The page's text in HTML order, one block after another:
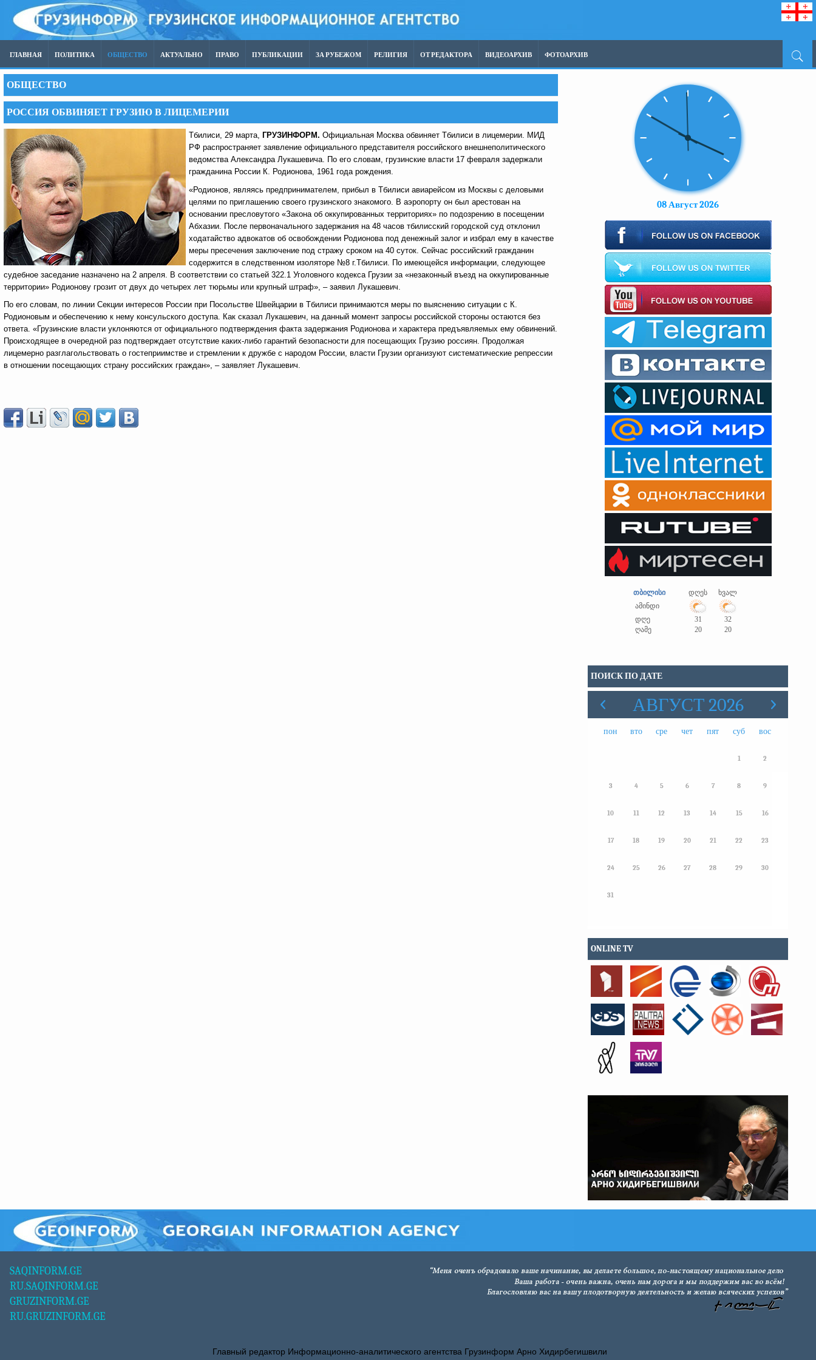
ГЛАВНАЯ ПОЛИТИКА ОБЩЕСТВО АКТУАЛЬНО ПРАВО ПУБЛИКАЦИИ ЗА РУБЕЖОМ РЕЛИГИЯ ОТ РЕДАКТОРА ВИДЕОАРХИВ ФОТОАРХИВ
ОБЩЕСТВО
РОССИЯ ОБВИНЯЕТ ГРУЗИЮ В ЛИЦЕМЕРИИ
Тбилиси, 29 марта, ГРУЗИНФОРМ. Официальная Москва обвиняет Тбилиси в лицемерии. МИД
РФ распространяет заявление официального представителя российского внешнеполитического
ведомства Александра Лукашевича. По его словам, грузинские власти 17 февраля задержали
гражданина России К. Родионова, 1961 года рождения.
«Родионов, являясь предпринимателем, прибыл в Тбилиси авиарейсом из Москвы с деловыми
целями по приглашению своего грузинского знакомого. В аэропорту он был арестован на
основании пресловутого «Закона об оккупированных территориях» по подозрению в посещении
Абхазии. После первоначального задержания на 48 часов тбилисский городской суд отклонил
ходатайство адвокатов об освобождении Родионова под денежный залог и избрал ему в качестве
меры пресечения заключение под стражу сроком на 40 суток. Сейчас российский гражданин
содержится в следственном изоляторе №8 г.Тбилиси. По имеющейся информации, следующее
судебное заседание назначено на 2 апреля. В соответствии со статьей 322.1 Уголовного кодекса Грузии за «незаконный въезд на оккупированные
территории» Родионову грозит от двух до четырех лет тюрьмы или крупный штраф», – заявил Лукашевич.
По его словам, по линии Секции интересов России при Посольстве Швейцарии в Тбилиси принимаются меры по выяснению ситуации с К.
Родионовым и обеспечению к нему консульского доступа. Как сказал Лукашевич, на данный момент запросы российской стороны остаются без
ответа. «Грузинские власти уклоняются от официального подтверждения факта задержания Родионова и характера предъявляемых ему обвинений.
Происходящее в очередной раз подтверждает отсутствие каких-либо гарантий безопасности для посещающих Грузию россиян. Продолжая
лицемерно разглагольствовать о гостеприимстве и стремлении к дружбе с народом России, власти Грузии организуют систематические репрессии
в отношении посещающих страну российских граждан», – заявляет Лукашевич.
08 Август 2026
თბილისი დღეს
ხვალ
ამინდი
დღე
31
32
ღამე
20 20
ПОИСК ПО ДАТЕ
АВГУСТ 2026
пон вто сре чет пят суб вос
1 2
3 4 5 6 7 8 9
10 11 12 13 14 15 16
17 18 19 20 21 22 23
24 25 26 27 28 29 30
31
ONLINE TV
SAQINFORM.GE
RU.SAQINFORM.GE
GRUZINFORM.GE
RU.GRUZINFORM.GE
Главный редактор Информационно-аналитического агентства Грузинформ Арно Хидирбегишвили